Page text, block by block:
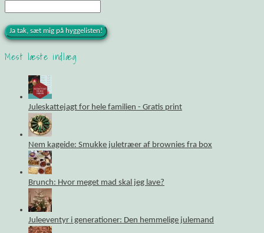
Mest læste indlæg
Juleskattejagt for hele familien - Gratis print
Nem kageide: Smukke juletræer af brownies fra box
Brunch: Hvor meget mad skal jeg lave?
Juleeventyr i generationer: Den hemmelige julemand